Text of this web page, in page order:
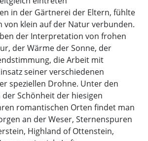
in der Gärtnerei der Eltern, fühlte
von klein auf der Natur verbunden.
der Interpretation von frohen
der Wärme der Sonne, der
die Arbeit mit
seiner verschiedenen
speziellen Drohne. Unter den
der Schönheit der hiesigen
romantischen Orten findet man
an der Weser, Sternenspuren
Highland of Ottenstein,